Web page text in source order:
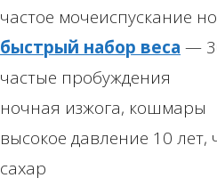
частое мочеиспускание
быстрый набор веса —
частые пробуждения
ночная изжога, кошмары
высокое давление 10
сахар